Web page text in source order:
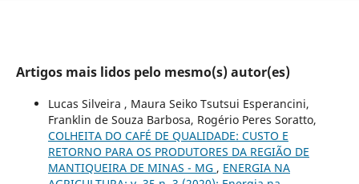
Artigos mais lidos pelo mesmo(s) autor(es)
Lucas Silveira , Maura Seiko Tsutsui Esperancini,
Franklin de Souza Barbosa, Rogério Peres Soratto,
COLHEITA DO CAFÉ DE QUALIDADE: CUSTO E
RETORNO PARA OS PRODUTORES DA REGIÃO DE
MANTIQUEIRA DE MINAS - MG , ENERGIA NA